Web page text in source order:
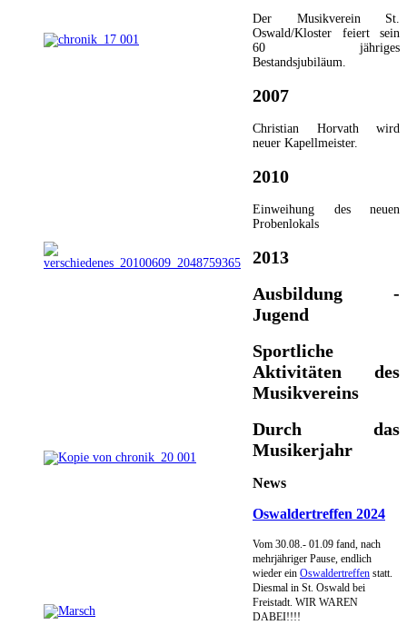
Der Musikverein St.
Oswald/Kloster feiert sein
60 jähriges
Bestandsjubiläum.
2007
Christian Horvath wird
neuer Kapellmeister.
2010
Einweihung des neuen
Probenlokals
2013
Ausbildung -
Jugend
Sportliche
Aktivitäten des
Musikvereins
Durch das
Musikerjahr
News
Oswaldertreffen 2024
Vom 30.08.- 01.09 fand, nach
mehrjähriger Pause, endlich
wieder ein Oswaldertreffen statt.
Diesmal in St. Oswald bei
Freistadt. WIR WAREN
DABEI!!!!